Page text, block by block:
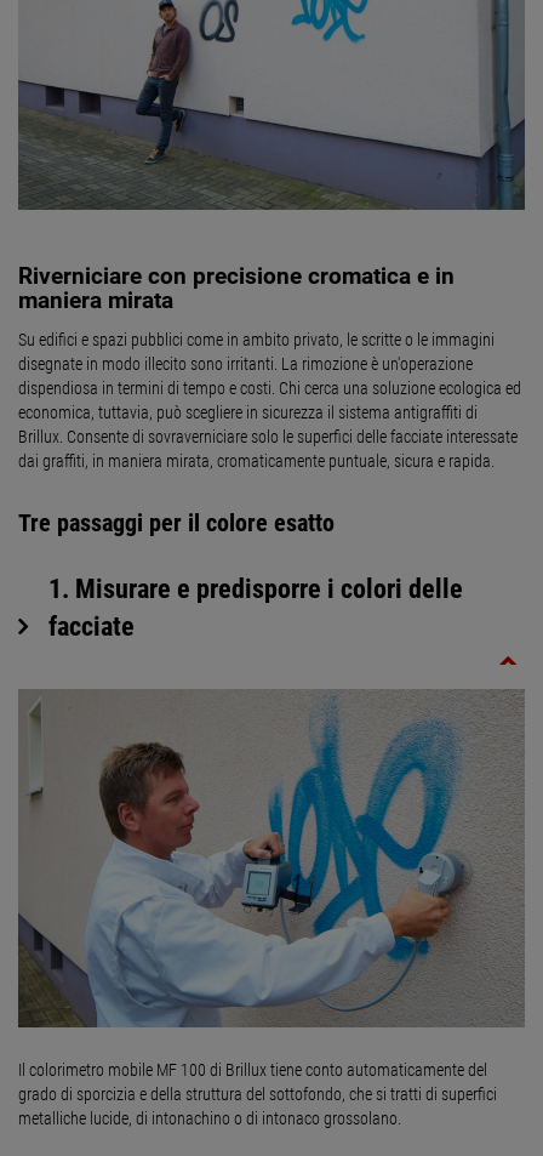
Riverniciare con precisione cromatica e in
maniera mirata
Su edifici e spazi pubblici come in ambito privato, le scritte o le immagini
disegnate in modo illecito sono irritanti. La rimozione è un'operazione
dispendiosa in termini di tempo e costi. Chi cerca una soluzione ecologica ed
economica, tuttavia, può scegliere in sicurezza il sistema antigraffiti di
Brillux. Consente di sovraverniciare solo le superfici delle facciate interessate
dai graffiti, in maniera mirata, cromaticamente puntuale, sicura e rapida.
Tre passaggi per il colore esatto
1. Misurare e predisporre i colori delle
facciate
Il colorimetro mobile MF 100 di Brillux tiene conto automaticamente del
grado di sporcizia e della struttura del sottofondo, che si tratti di superfici
metalliche lucide, di intonachino o di intonaco grossolano.